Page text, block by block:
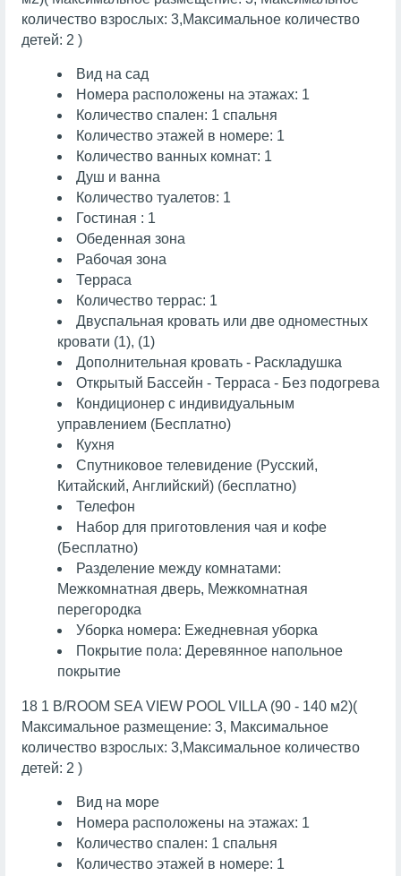
количество взрослых: 3,Максимальное количество
детей: 2 )
Вид на сад
Номера расположены на этажах: 1
Количество спален: 1 спальня
Количество этажей в номере: 1
Количество ванных комнат: 1
Душ и ванна
Количество туалетов: 1
Гостиная : 1
Обеденная зона
Рабочая зона
Терраса
Количество террас: 1
Двуспальная кровать или две одноместных
кровати (1), (1)
Дополнительная кровать - Раскладушка
Открытый Бассейн - Терраса - Без подогрева
Кондиционер с индивидуальным
управлением (Бесплатно)
Кухня
Спутниковое телевидение (Русский,
Китайский, Английский) (бесплатно)
Телефон
Набор для приготовления чая и кофе
(Бесплатно)
Разделение между комнатами:
Межкомнатная дверь, Межкомнатная
перегородка
Уборка номера: Ежедневная уборка
Покрытие пола: Деревянное напольное
покрытие
18 1 B/ROOM SEA VIEW POOL VILLA (90 - 140 м2)(
Максимальное размещение: 3, Максимальное
количество взрослых: 3,Максимальное количество
детей: 2 )
Вид на море
Номера расположены на этажах: 1
Количество спален: 1 спальня
Количество этажей в номере: 1